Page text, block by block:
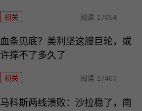
相关 阅读 17654
血条见底？美利坚这艘巨轮，或
许撑不了多久了
相关 阅读 17467
马科斯两线溃败：沙拉稳了，南